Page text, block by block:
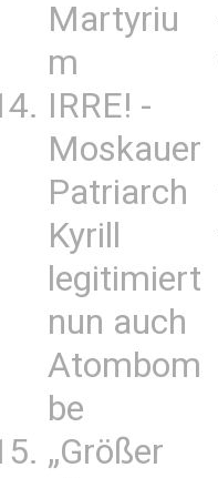
Martyriu
m
IRRE! -
Moskauer
Patriarch
Kyrill
legitimiert
nun auch
Atombom
be
„Größer